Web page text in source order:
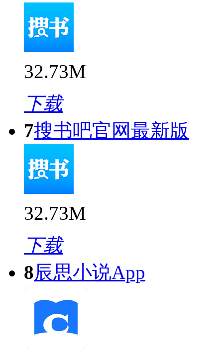
32.73M
下载
7搜书吧官网最新版
32.73M
下载
8辰思小说App